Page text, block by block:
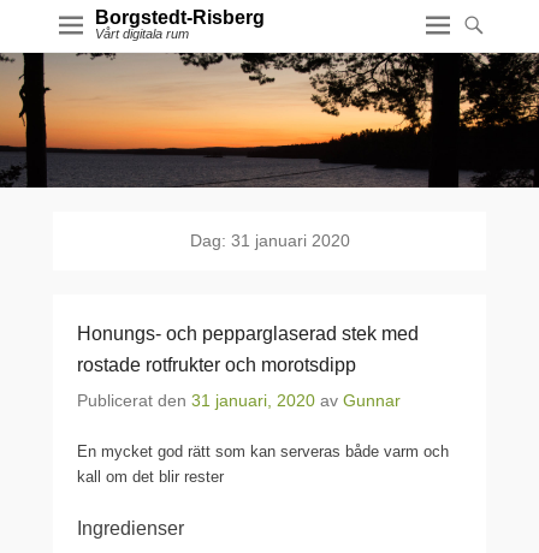
Borgstedt-Risberg
Vårt digitala rum
Dag: 31 januari 2020
Honungs- och pepparglaserad stek med
rostade rotfrukter och morotsdipp
Publicerat den 31 januari, 2020 av Gunnar
En mycket god rätt som kan serveras både varm och
kall om det blir rester
Ingredienser